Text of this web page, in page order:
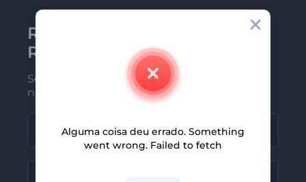
Receba a newsletter da
Renderforest
Seja um dos primeiros a receber
nossas últimas novidades e ofertas
Alguma coisa deu errado. Something
went wrong. Failed to fetch